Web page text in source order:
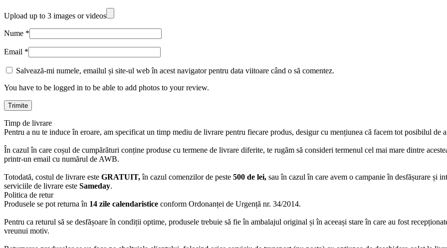
Upload up to 3 images or videos
Nume *
Email *
Salvează-mi numele, emailul și site-ul web în acest navigator pentru data viitoare când o să comentez.
You have to be logged in to be able to add photos to your review.
Timp de livrare
Pentru a nu te induce în eroare, am specificat un timp mediu de livrare pentru fiecare produs, desigur cu mențiunea că facem tot posibilul de
În cazul în care coșul de cumpărături conține produse cu termene de livrare diferite, te rugăm să consideri termenul cel mai mare dintre
printr-un email cu numărul de AWB.
Totodată, costul de livrare este GRATUIT,în cazul comenzilor de peste 500 de lei, sau în cazul în care avem o campanie în desfășurare și
serviciile de livrare este Sameday.
Politica de retur
Produsele se pot returna în 14 zile calendaristice conform Ordonanței de Urgență nr. 34/2014.
Pentru ca returul să se desfășoare în condiții optime, produsele trebuie să fie în ambalajul original și în aceeași stare în care au fost
vreunui motiv.